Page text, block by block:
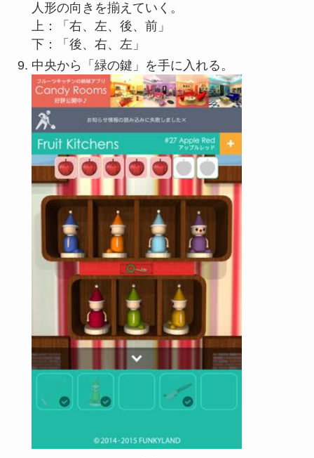
人形の向きを揃えていく。
上：「右、左、後、前」
下：「後、右、左」
中央から「緑の鍵」を手に入れる。